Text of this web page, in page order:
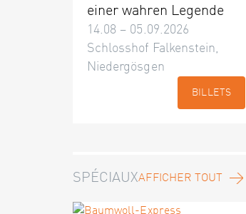
einer wahren Legende
14.08 – 05.09.2026
Schlosshof Falkenstein,
Niedergösgen
BILLETS
SPÉCIAUXAFFICHER TOUT